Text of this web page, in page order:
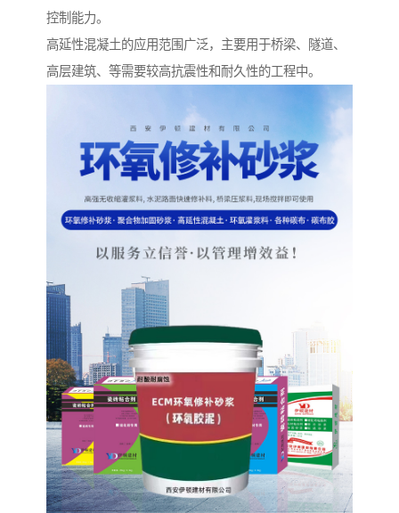
控制能力。
高延性混凝土的应用范围广泛，主要用于桥梁、隧道、
高层建筑、等需要较高抗震性和耐久性的工程中。